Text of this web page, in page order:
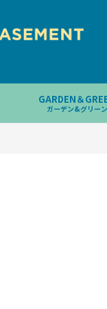
GARDEN＆
ガーデン&グリーン